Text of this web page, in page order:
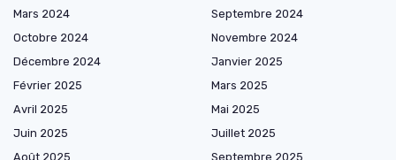
Mars 2024
Septembre 2024
Octobre 2024
Novembre 2024
Décembre 2024
Janvier 2025
Février 2025
Mars 2025
Avril 2025
Mai 2025
Juin 2025
Juillet 2025
Août 2025
Septembre 2025